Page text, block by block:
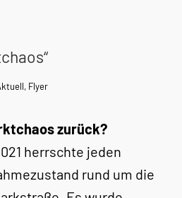
, Flyer
zurück?
herrschte jeden
rund um die